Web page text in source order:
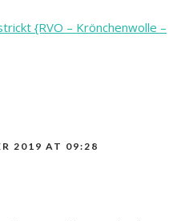
{RVO – Krönchenwolle –
2019 AT 09:28